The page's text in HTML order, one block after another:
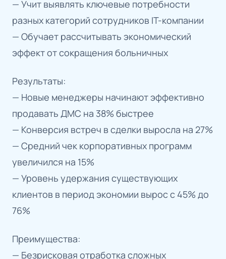
— Учит выявлять ключевые потребности
разных категорий сотрудников IT-компании
— Обучает рассчитывать экономический
эффект от сокращения больничных
Результаты:
— Новые менеджеры начинают эффективно
продавать ДМС на 38% быстрее
— Конверсия встреч в сделки выросла на 27%
— Средний чек корпоративных программ
увеличился на 15%
— Уровень удержания существующих
клиентов в период экономии вырос с 45% до
76%
Преимущества:
— Безрисковая отработка сложных